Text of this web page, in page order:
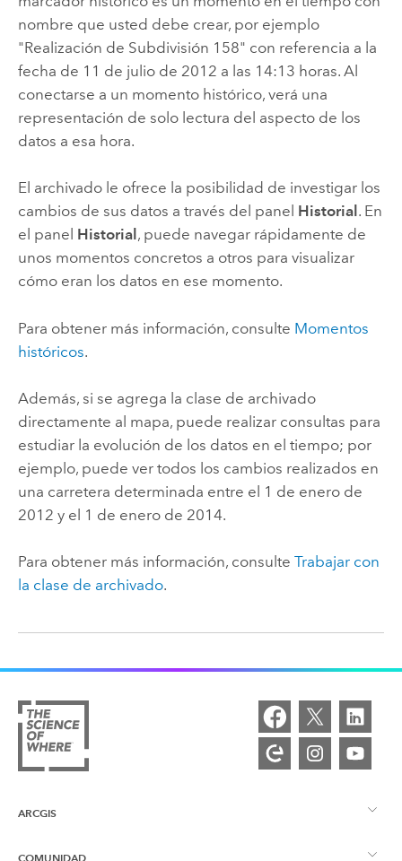
nombre que usted debe crear, por ejemplo
"Realización de Subdivisión 158" con referencia a la
fecha de 11 de julio de 2012 a las 14:13 horas. Al
conectarse a un momento histórico, verá una
representación de solo lectura del aspecto de los
datos a esa hora.
El archivado le ofrece la posibilidad de investigar los
cambios de sus datos a través del panel Historial . En
el panel Historial , puede navegar rápidamente de
unos momentos concretos a otros para visualizar
cómo eran los datos en ese momento.
Para obtener más información, consulte Momentos
históricos.
Además, si se agrega la clase de archivado
directamente al mapa, puede realizar consultas para
estudiar la evolución de los datos en el tiempo; por
ejemplo, puede ver todos los cambios realizados en
una carretera determinada entre el 1 de enero de
2012 y el 1 de enero de 2014.
Para obtener más información, consulte Trabajar con
la clase de archivado.
ARCGIS
COMUNIDAD